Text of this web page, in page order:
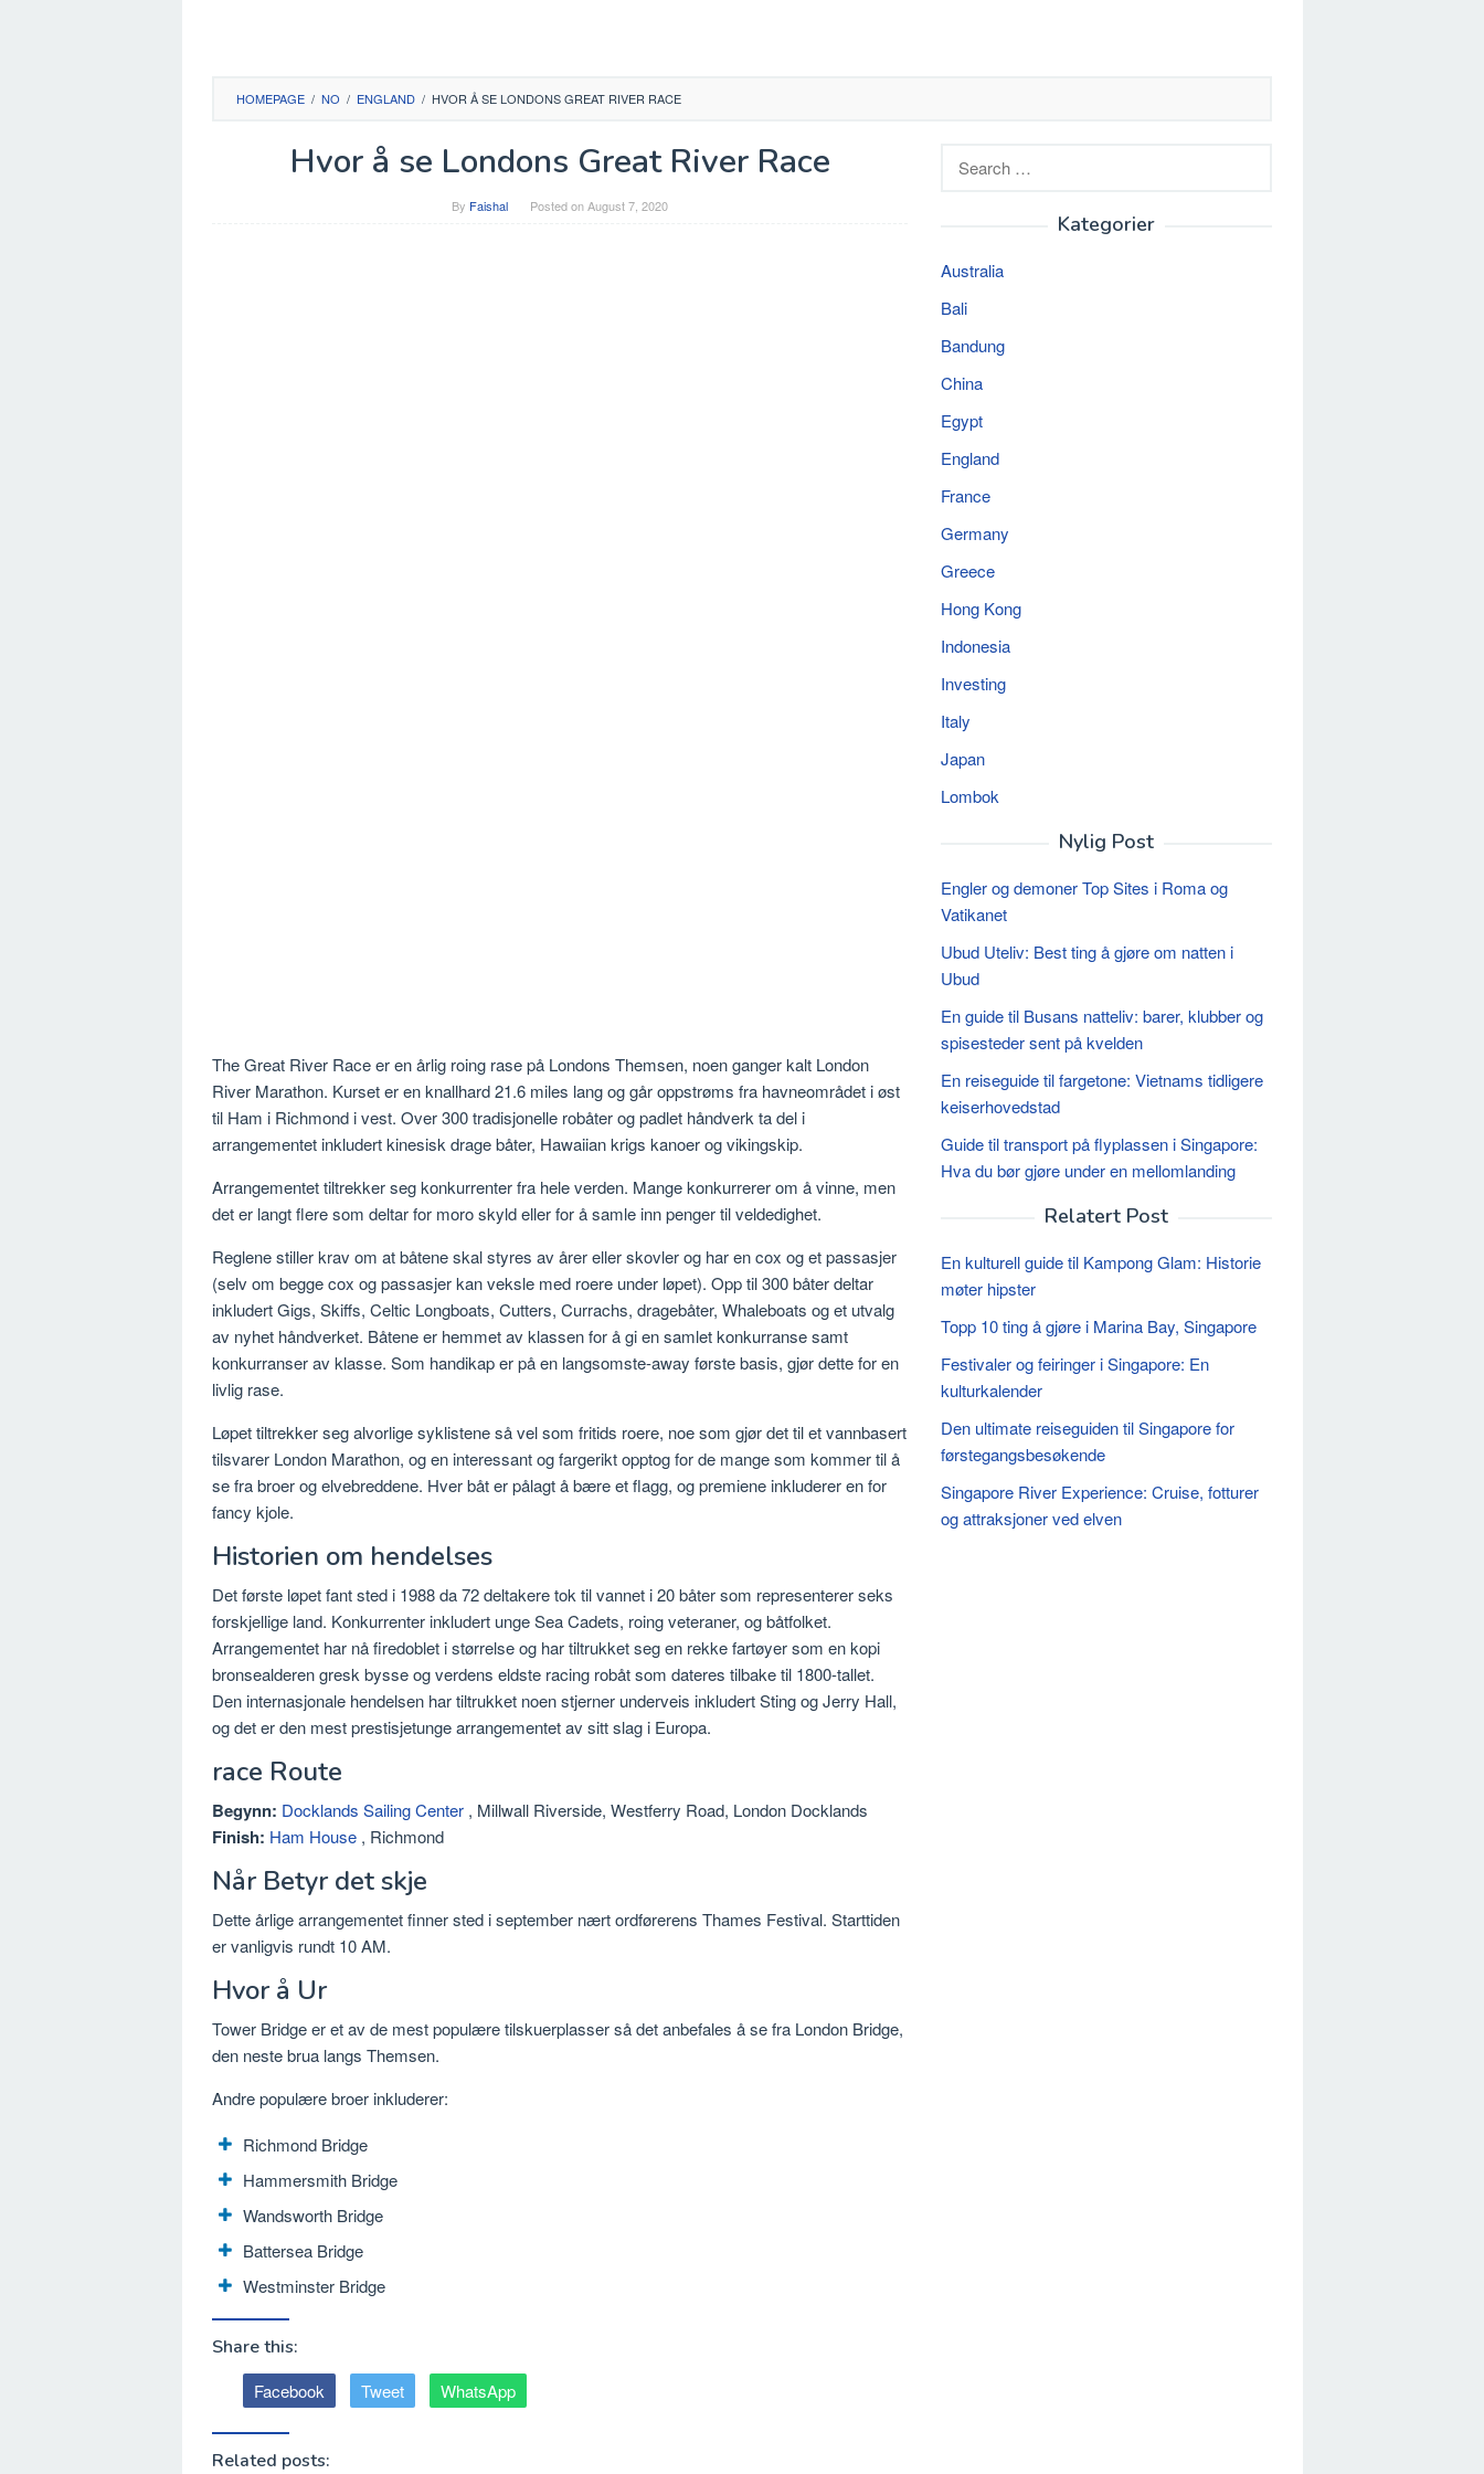
HOMEPAGE / NO / ENGLAND / HVOR Å SE LONDONS GREAT RIVER RACE
Hvor å se Londons Great River Race
By Faishal Posted onAugust 7, 2020
The Great River Race er en årlig roing rase på Londons Themsen, noen ganger kalt London
River Marathon. Kurset er en knallhard 21.6 miles lang og går oppstrøms fra havneområdet i øst
til Ham i Richmond i vest. Over 300 tradisjonelle robåter og padlet håndverk ta del i
arrangementet inkludert kinesisk drage båter, Hawaiian krigs kanoer og vikingskip.
Arrangementet tiltrekker seg konkurrenter fra hele verden. Mange konkurrerer om å vinne, men
det er langt flere som deltar for moro skyld eller for å samle inn penger til veldedighet.
Reglene stiller krav om at båtene skal styres av årer eller skovler og har en cox og et passasjer
(selv om begge cox og passasjer kan veksle med roere under løpet). Opp til 300 båter deltar
inkludert Gigs, Skiffs, Celtic Longboats, Cutters, Currachs, dragebåter, Whaleboats og et utvalg
av nyhet håndverket. Båtene er hemmet av klassen for å gi en samlet konkurranse samt
konkurranser av klasse. Som handikap er på en langsomste-away første basis, gjør dette for en
livlig rase.
Løpet tiltrekker seg alvorlige syklistene så vel som fritids roere, noe som gjør det til et vannbasert
tilsvarer London Marathon, og en interessant og fargerikt opptog for de mange som kommer til å
se fra broer og elvebreddene. Hver båt er pålagt å bære et flagg, og premiene inkluderer en for
fancy kjole.
Historien om hendelses
Det første løpet fant sted i 1988 da 72 deltakere tok til vannet i 20 båter som representerer seks
forskjellige land. Konkurrenter inkludert unge Sea Cadets, roing veteraner, og båtfolket.
Arrangementet har nå firedoblet i størrelse og har tiltrukket seg en rekke fartøyer som en kopi
bronsealderen gresk bysse og verdens eldste racing robåt som dateres tilbake til 1800-tallet.
Den internasjonale hendelsen har tiltrukket noen stjerner underveis inkludert Sting og Jerry Hall,
og det er den mest prestisjetunge arrangementet av sitt slag i Europa.
race Route
Begynn: Docklands Sailing Center , Millwall Riverside, Westferry Road, London Docklands
Finish: Ham House , Richmond
Når Betyr det skje
Dette årlige arrangementet finner sted i september nært ordførerens Thames Festival. Starttiden
er vanligvis rundt 10 AM.
Hvor å Ur
Tower Bridge er et av de mest populære tilskuerplasser så det anbefales å se fra London Bridge,
den neste brua langs Themsen.
Andre populære broer inkluderer:
Richmond Bridge
Hammersmith Bridge
Wandsworth Bridge
Battersea Bridge
Westminster Bridge
Share this:
Facebook Tweet WhatsApp
Related posts:
Kategorier
Australia
Bali
Bandung
China
Egypt
England
France
Germany
Greece
Hong Kong
Indonesia
Investing
Italy
Japan
Lombok
Nylig Post
Engler og demoner Top Sites i Roma og
Vatikanet
Ubud Uteliv: Best ting å gjøre om natten i
Ubud
En guide til Busans natteliv: barer, klubber og
spisesteder sent på kvelden
En reiseguide til fargetone: Vietnams tidligere
keiserhovedstad
Guide til transport på flyplassen i Singapore:
Hva du bør gjøre under en mellomlanding
Relatert Post
En kulturell guide til Kampong Glam: Historie
møter hipster
Topp 10 ting å gjøre i Marina Bay, Singapore
Festivaler og feiringer i Singapore: En
kulturkalender
Den ultimate reiseguiden til Singapore for
førstegangsbesøkende
Singapore River Experience: Cruise, fotturer
og attraksjoner ved elven